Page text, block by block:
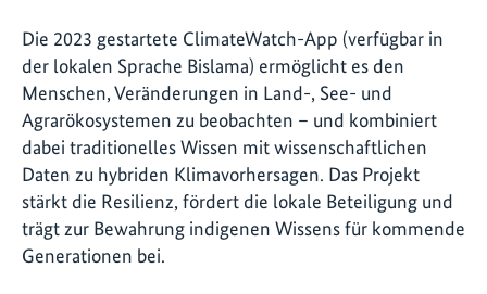
Die 2023 gestartete ClimateWatch-App (verfügbar in
der lokalen Sprache Bislama) ermöglicht es den
Menschen, Veränderungen in Land-, See- und
Agrarökosystemen zu beobachten – und kombiniert
dabei traditionelles Wissen mit wissenschaftlichen
Daten zu hybriden Klimavorhersagen. Das Projekt
stärkt die Resilienz, fördert die lokale Beteiligung und
trägt zur Bewahrung indigenen Wissens für kommende
Generationen bei.